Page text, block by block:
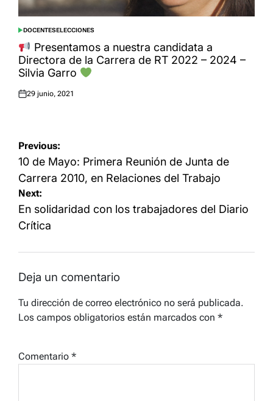
POSTED
IN
DOCENTESELECCIONES
Presentamos a nuestra candidata a
Directora de la Carrera de RT 2022 – 2024 –
Silvia Garro
Posted
29 junio, 2021
Navegación
de
entradas
Previous:
10 de Mayo: Primera Reunión de Junta de
Carrera 2010, en Relaciones del Trabajo
Next:
En solidaridad con los trabajadores del Diario
Crítica
Deja un comentario
Tu dirección de correo electrónico no será publicada.
Los campos obligatorios están marcados con *
Comentario *